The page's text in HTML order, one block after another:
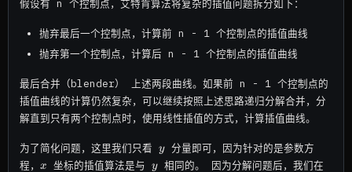
假设有 n 个控制点，艾特肯算法将复杂的插值问题拆分如下：
抛弃最后一个控制点，计算前 n - 1 个控制点的插值曲线
抛弃第一个控制点，计算后 n - 1 个控制点的插值曲线
最后合并（blender） 上述两段曲线。如果前 n - 1 个控制点的
插值曲线的计算仍然复杂，可以继续按照上述思路递归分解合并，分
解直到只有两个控制点时，使用线性插值的方式，计算插值曲线。
为了简化问题，这里我们只看 y
y分量即可，因为针对的是参数方
程， x
x 坐标的插值算法是与 y
y相同的。 因为分解问题后，我们在